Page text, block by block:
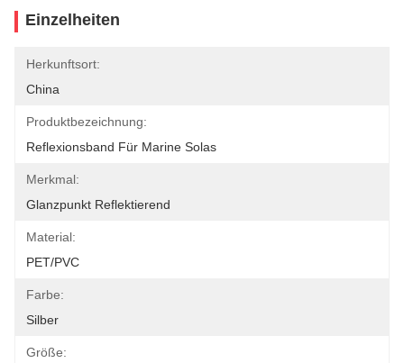
Einzelheiten
Herkunftsort:
China
Produktbezeichnung:
Reflexionsband Für Marine Solas
Merkmal:
Glanzpunkt Reflektierend
Material:
PET/PVC
Farbe:
Silber
Größe: